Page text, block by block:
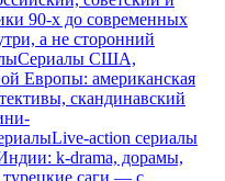
90-х до современных
а не сторонний
Сериалы США,
Европы: американская
скандинавский
Live-action сериалы
k-drama, дорамы,
турецкие саги — с